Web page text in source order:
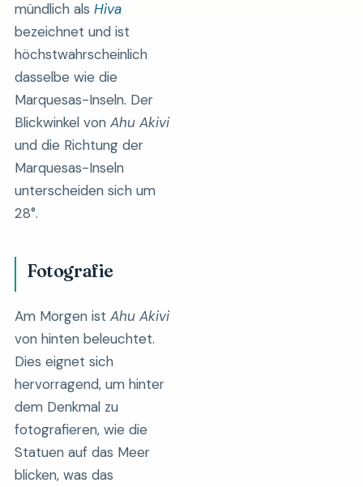
mündlich als Hiva
bezeichnet und ist
höchstwahrscheinlich
dasselbe wie die
Marquesas-Inseln. Der
Blickwinkel von Ahu Akivi
und die Richtung der
Marquesas-Inseln
unterscheiden sich um
28°.
Fotografie
Am Morgen ist Ahu Akivi
von hinten beleuchtet.
Dies eignet sich
hervorragend, um hinter
dem Denkmal zu
fotografieren, wie die
Statuen auf das Meer
blicken, was das